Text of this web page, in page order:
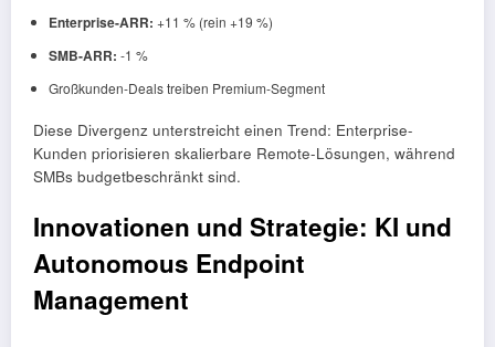
Enterprise-ARR: +11 % (rein +19 %)
SMB-ARR: -1 %
Großkunden-Deals treiben Premium-Segment
Diese Divergenz unterstreicht einen Trend: Enterprise-
Kunden priorisieren skalierbare Remote-Lösungen, während
SMBs budgetbeschränkt sind.
Innovationen und Strategie: KI und
Autonomous Endpoint
Management